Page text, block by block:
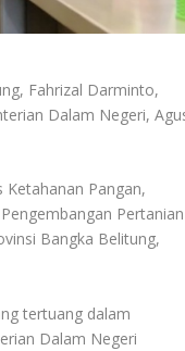
Fahrizal Darminto,
Dalam Negeri,
Ketahanan Pangan,
Pertanian
Bangka Belitung,
tertuang dalam
Dalam Negeri